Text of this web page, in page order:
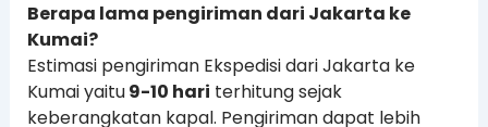
Berapa lama pengiriman dari Jakarta ke
Kumai?
Estimasi pengiriman Ekspedisi dari Jakarta ke
Kumai yaitu9-10 hari terhitung sejak
keberangkatan kapal. Pengiriman dapat lebih